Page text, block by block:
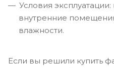
Условия
внутренние
влажности.
Если вы решили купить